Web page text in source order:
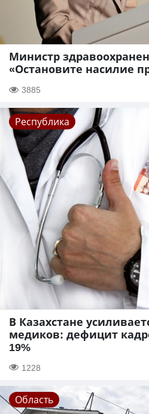
Министр
«Остановите насилие
3885
Республика
В Казахстане
медиков: дефицит
19%
1228
Область